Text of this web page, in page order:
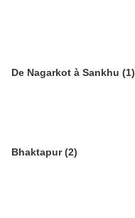
De Nagarkot à Sankhu (1)
Bhaktapur (2)